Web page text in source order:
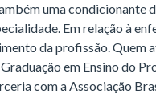
uma condicionante
Em relação à
da profissão. Quem
em Ensino do
com a Associação